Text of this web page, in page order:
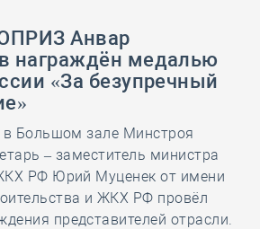
Анвар
награждён медалью
«За безупречный
в Большом зале Минстроя
– заместитель министра
РФ Юрий Муценек от имени
и ЖКХ РФ провёл
представителей отрасли.